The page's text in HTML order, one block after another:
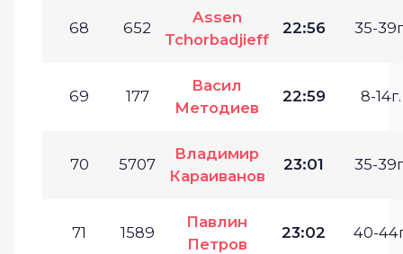
68 652
Assen
Tchorbadjieff
22:56 35-
69 177
Васил
Методиев
22:59 8-14г.
70 5707
Владимир
Караиванов
23:01 35-
71 1589
Павлин
Петров
23:02 40-